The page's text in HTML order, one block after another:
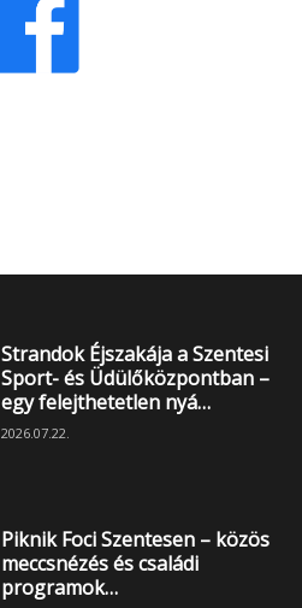
Strandok Éjszakája a Szentesi
Sport- és Üdülőközpontban –
egy felejthetetlen nyá…
2026.07.22.
Piknik Foci Szentesen – közös
meccsnézés és családi
programok…